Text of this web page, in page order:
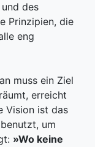
des
Prinzipien, die
eng
muss ein Ziel
erreicht
Vision ist das
um
»Wo keine